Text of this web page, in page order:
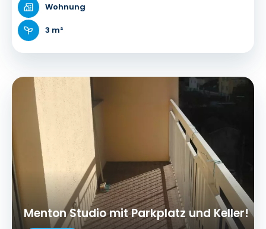
Wohnung
3 m²
Menton Studio mit Parkplatz und Keller!